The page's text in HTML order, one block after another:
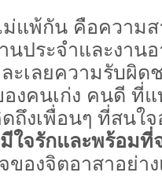
กัน คือความสา
นประจำและงาน
ะเลยความรับผิ
งคนเก่ง คนดี ที่
ถึงเพื่อนๆ ที่สนใ
ใจรักและพร้อมที่
องจิตอาสาอย่า